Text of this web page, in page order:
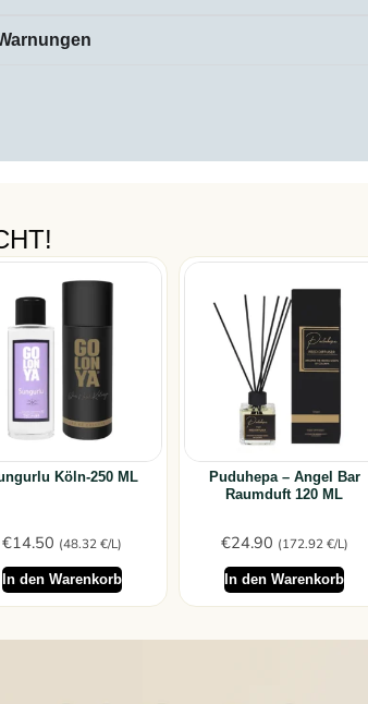
Köln-250 ML
€14.50 (48.32 €/L)
In den Warenkorb
Puduhepa – Angel Bar
Raumduft 120 ML
€24.90 (172.92 €/L)
In den Warenkorb